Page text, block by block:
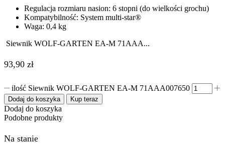
Regulacja rozmiaru nasion: 6 stopni (do wielkości grochu)
Kompatybilność: System multi-star®
Waga: 0,4 kg
Siewnik WOLF-GARTEN EA-M 71AAA...
93,90 zł
ilość Siewnik WOLF-GARTEN EA-M 71AAA007650
Dodaj do koszyka Kup teraz
Dodaj do koszyka
Podobne produkty
Na stanie